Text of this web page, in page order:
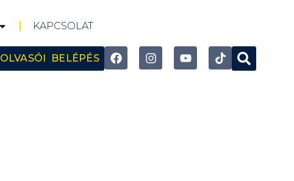
KAPCSOLAT
OLVASÓI BELÉPÉS